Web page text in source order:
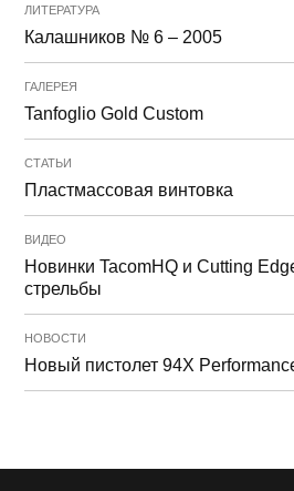
ЛИТЕРАТУРА
Калашников № 6 – 2005
ГАЛЕРЕЯ
Tanfoglio Gold Custom
СТАТЬИ
Пластмассовая винтовка
ВИДЕО
Новинки TacomHQ и Cutting
стрельбы
НОВОСТИ
Новый пистолет 94X